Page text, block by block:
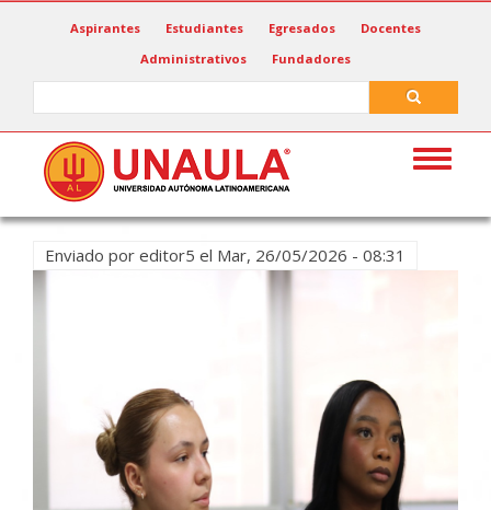
Aspirantes Estudiantes Egresados
Docentes
Administrativos
Fundadores
Toggle
Enviado por editor5 el Mar, 26/05/2026 - 08:31